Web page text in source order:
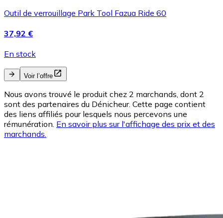
Outil de verrouillage Park Tool Fazua Ride 60
37,92 €
En stock
Voir l’offre
Nous avons trouvé le produit chez 2 marchands, dont 2
sont des partenaires du Dénicheur. Cette page contient
des liens affiliés pour lesquels nous percevons une
rémunération. En savoir plus sur l'affichage des prix et des
marchands.